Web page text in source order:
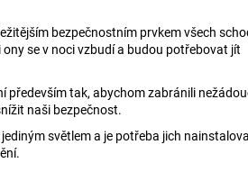
bezpečnostním prvkem všech
se v noci vzbudí a budou potřebovat jít
tak, abychom zabránili
naši bezpečnost.
světlem a je potřeba jich